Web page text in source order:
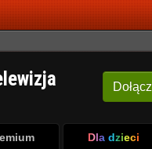
Dołącz
Dla dzieci